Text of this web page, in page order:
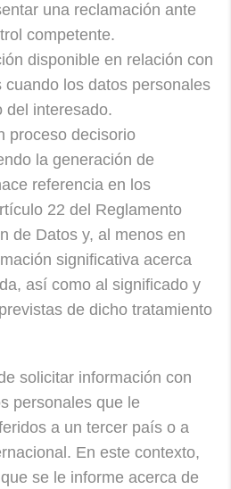
una reclamación ante
competente.
disponible en relación con
cuando los datos personales
del interesado.
proceso decisorio
la generación de
referencia en los
22 del Reglamento
de Datos y, al menos en
significativa acerca
así como al significado y
de dicho tratamiento
solicitar información con
personales que le
a un tercer país o a
En este contexto,
se le informe acerca de